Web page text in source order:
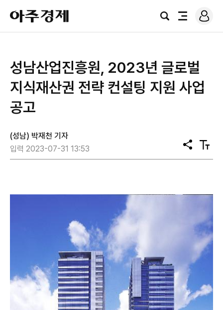
아
주
경
검
전
로
그
성남산업진흥원, 2023년 글로벌
지식재산권 전략 컨설팅 지원 사업
공고
(성남) 박재천 기자
입력 2023-07-31 13:53
공
유
텍
스